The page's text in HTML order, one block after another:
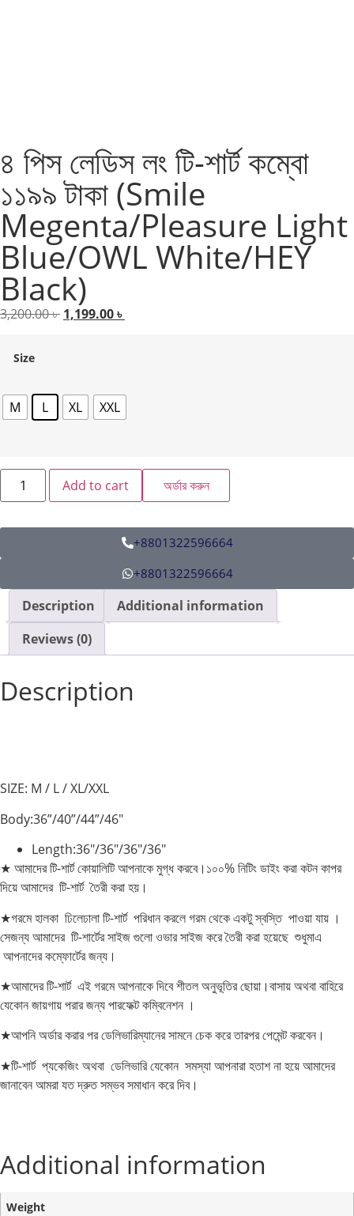
৪ পিস লেডিস লং টি-শার্ট কম্বো
১১৯৯ টাকা (Smile
Megenta/Pleasure Light
Blue/OWL White/HEY
Black)
3,200.00৳ 1,199.00৳
Size
M L XL XXL
Add to cart অর্ডার করুন
+8801322596664
+8801322596664
Description
Additional information
Reviews (0)
Description
SIZE: M / L / XL/XXL
Body:36”/40”/44”/46″
Length:36″/36″/36″/36″
★ আমাদের টি-শার্ট কোয়ালিটি আপনাকে মুগ্ধ করবে।১০০% নিটিং ডাইং করা কটন কাপর
দিয়ে আমাদের টি-শার্ট তৈরী করা হয়।
★গরমে হালকা ঢিলেঢালা টি-শার্ট পরিধান করলে গরম থেকে একটু স্বস্তি পাওয়া যায় ।
সেজন্য আমাদের টি-শার্টের সাইজ গুলো ওভার সাইজ করে তৈরী করা হয়েছে শুধুমাএ
আপনাদের কম্ফোর্টের জন্য।
★আমাদের টি-শার্ট এই গরমে আপনাকে দিবে শীতল অনুভূতির ছোয়া।বাসায় অথবা বাহিরে
যেকোন জায়গায় পরার জন্য পারফেক্ট কম্বিনেশন ।
★আপনি অর্ডার করার পর ডেলিভারিম্যানের সামনে চেক করে তারপর পেমেন্ট করবেন।
★টি-শার্ট প্যকেজিং অথবা ডেলিভারি যেকোন সমস্যা আপনারা হতাশ না হয়ে আমাদের
জানাবেন আমরা যত দ্রুত সম্ভব সমাধান করে দিব।
Additional information
Weight